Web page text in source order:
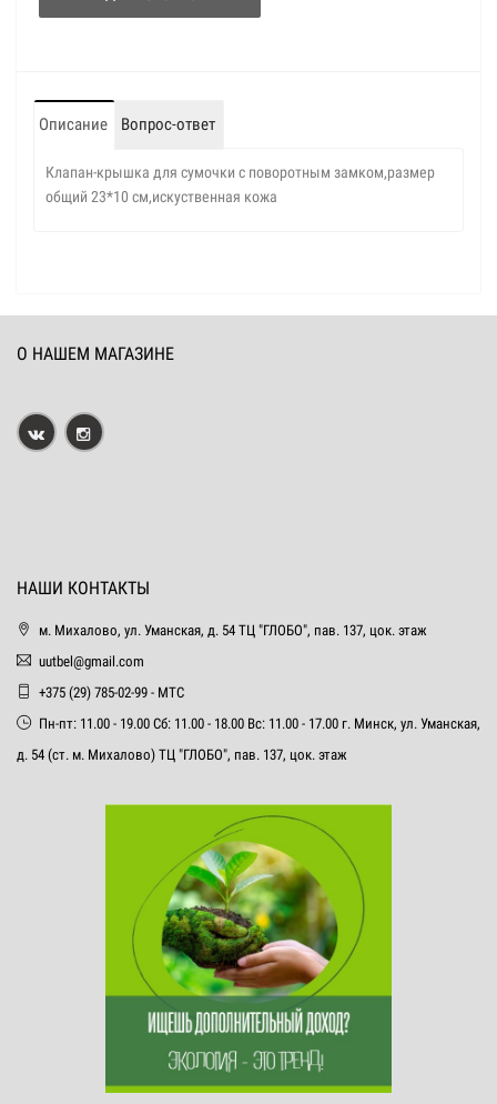
Описание Вопрос-ответ
Клапан-крышка для сумочки с поворотным замком,размер
общий 23*10 см,искуственная кожа
О НАШЕМ МАГАЗИНЕ
НАШИ КОНТАКТЫ
м. Михалово, ул. Уманская, д. 54 ТЦ "ГЛОБО", пав. 137, цок. этаж
uutbel@gmail.com
+375 (29) 785-02-99 - МТС
Пн-пт: 11.00 - 19.00 Сб: 11.00 - 18.00 Вс: 11.00 - 17.00 г. Минск, ул. Уманская,
д. 54 (ст. м. Михалово) ТЦ "ГЛОБО", пав. 137, цок. этаж